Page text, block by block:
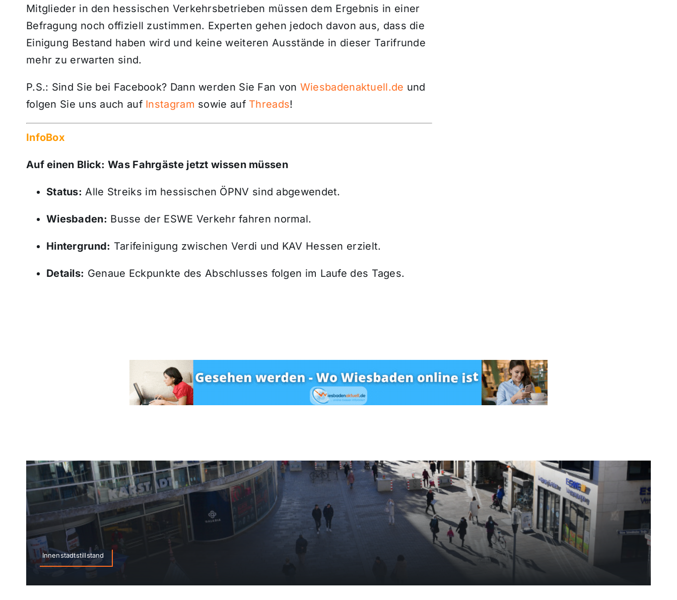
Mitglieder in den hessischen Verkehrsbetrieben müssen dem Ergebnis in einer
Befragung noch offiziell zustimmen. Experten gehen jedoch davon aus, dass die
Einigung Bestand haben wird und keine weiteren Ausstände in dieser Tarifrunde
mehr zu erwarten sind.
P.S.: Sind Sie bei Facebook? Dann werden Sie Fan von Wiesbadenaktuell.de und
folgen Sie uns auch auf Instagram sowie auf Threads!
InfoBox
Auf einen Blick: Was Fahrgäste jetzt wissen müssen
Status: Alle Streiks im hessischen ÖPNV sind abgewendet.
Wiesbaden: Busse der ESWE Verkehr fahren normal.
Hintergrund: Tarifeinigung zwischen Verdi und KAV Hessen erzielt.
Details: Genaue Eckpunkte des Abschlusses folgen im Laufe des Tages.
Innenstadtstillstand